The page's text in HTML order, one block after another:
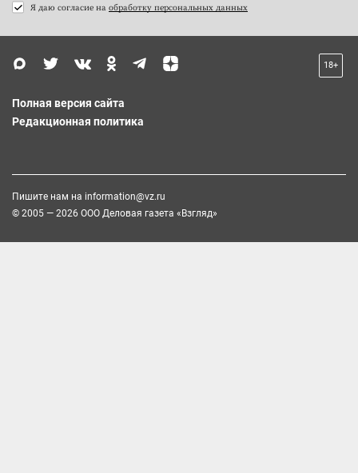
Я даю согласие на обработку персональных данных
18+
Полная версия сайта
Редакционная политика
Пишите нам на information@vz.ru
© 2005 — 2026 ООО Деловая газета «Взгляд»